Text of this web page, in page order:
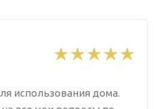
использования дома.